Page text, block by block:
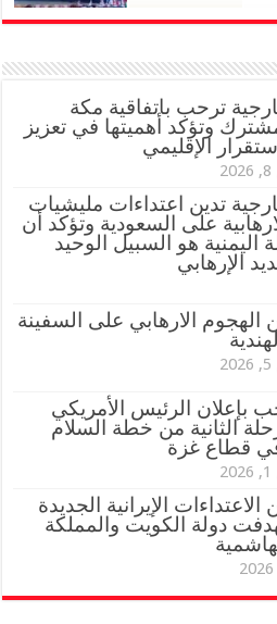
ترحب باتفاقية مكة
وتؤكد أهميتها في تعزيز
الإقليمي
تدين اعتداءات مليشيات
على السعودية وتؤكد أن
اليمنية هو السبيل الوحيد
الإرهابي
الهجوم الارهابي على السفينة
بإعلان الرئيس الأمريكي
الثانية من خطة السلام
قطاع غزة
الاعتداءات الإيرانية الجديدة
دولة الكويت والمملكة